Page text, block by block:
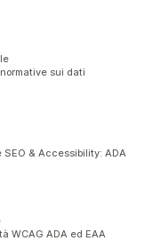
sui dati
SEO & Accessibility: ADA
WCAG ADA ed EAA